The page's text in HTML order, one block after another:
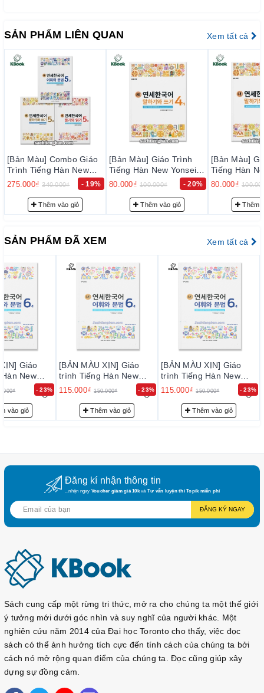
ƯU ĐIỂM CỦA SÁCH
Cấu trúc rõ ràng và dễ hiểu: Giáo trình New Yonsei
được chia thành các tập và mỗi tập lại được chia thành
3 cuốn, bao gồm nghe nói, đọc viết, từ vựng ngữ pháp.
Các bài học được thiết kế rõ ràng và dễ hiểu để giúp
học sinh dễ dàng tiếp cận và học tập.
Phù hợp với nhiều trình độ: Giáo trình New Yonsei có
nhiều tập, từ cơ bản đến nâng cao, phù hợp với nhiều
trình độ của học sinh. Đồng thời, giáo trình này cũng
cung cấp các tài liệu học tập cho các kỹ năng khác
nhau như kỹ năng nghe, nói, đọc và viết.
Nội dung đa dạng và thú vị: Giáo trình New Yonsei cung
cấp nhiều nội dung học tập khác nhau, từ văn phạm
sinh có thể học được nhiều chủ đề khác nhau và được
hướng dẫn cách sử dụng tiếng Hàn trong những tình
huống khác nhau.
SẢN PHẨM LIÊN QUAN Xem tất cả
[Bản Màu] Combo Giáo
Trình Tiếng Hàn New
Yonsei Korean 5-2 - 새
275.000₫ 340.000₫ - 19%
Thêm vào giỏ
[Bản Màu] Giáo Trình
Tiếng Hàn New Yonsei
Korean Nói Viết 4-1 - 새
연세한국어 말하기와 쓰
기 4-1
80.000₫ 100.000₫ - 20%
Thêm vào giỏ
[Bản Màu]
Tiếng Hàn
Korean Nói
기 4-2
80.000₫
Thêm
SẢN PHẨM ĐÃ XEM Xem tất cả
- 23%
Giáo
New
Từ Vựng
- 새 연세
문법 6.1
vào giỏ
- 23%
[BẢN MÀU XỊN] Giáo
trình Tiếng Hàn New
Yonsei Korean Từ Vựng
Ngữ Pháp 6.1 - 새 연세
한국어 어휘와 문법 6.1
115.000₫ 150.000₫
Thêm vào giỏ
- 23%
[BẢN MÀU XỊN] Giáo
trình Tiếng Hàn New
Yonsei Korean Từ Vựng
Ngữ Pháp 6.1 - 새 연세
한국어 어휘와 문법 6.1
115.000₫ 150.000₫
Thêm vào giỏ
Đăng kí nhận thông tin
...nhận ngay Voucher giảm giá 10kvà Tư vấn luyện thi Topik miễn phí
ĐĂNG KÝ NGAY
Sách cung cấp một rừng tri thức, mở ra cho chúng ta một thế giới
ý tưởng mới dưới góc nhìn và suy nghĩ của người khác. Một
nghiên cứu năm 2014 của Đại học Toronto cho thấy, việc đọc
sách có thể ảnh hưởng tích cực đến tính cách của chúng ta bởi
cách nó mở rộng quan điểm của chúng ta. Đọc cũng giúp xây
dựng sự đồng cảm.